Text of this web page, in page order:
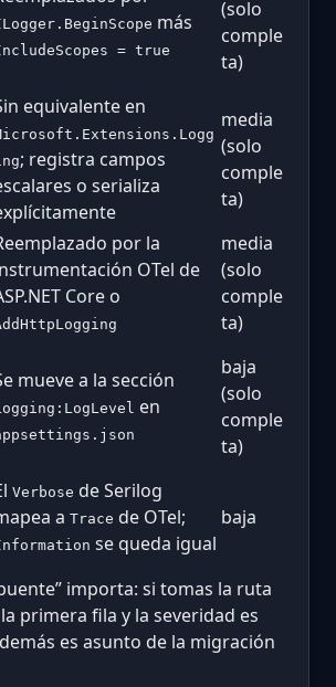
más
= true
(solo
comple
ta)
equivalente en
; registra campos
o serializa
media
(solo
comple
ta)
por la
OTel de
Core o
media
(solo
comple
ta)
mueve a la sección
en
baja
(solo
comple
ta)
Verbose de Serilog
a Trace de OTel;
se queda igual
baja
importa: si tomas la ruta
primera fila y la severidad es
es asunto de la migración